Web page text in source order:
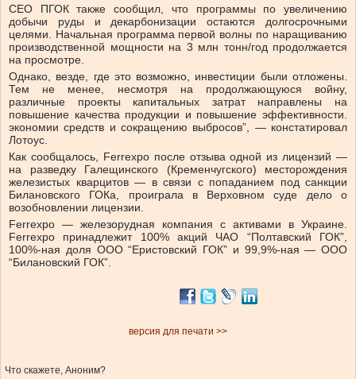
СЕО ПГОК также сообщил, что программы по увеличению
добычи руды и декарбонизации остаются долгосрочными
целями. Начальная программа первой волны по наращиванию
производственной мощности на 3 млн тонн/год продолжается
на просмотре.
Однако, везде, где это возможно, инвестиции были отложены.
Тем не менее, несмотря на продолжающуюся войну,
различные проекты капитальных затрат направлены на
повышение качества продукции и повышение эффективности.
экономии средств и сокращению выбросов”, — констатировал
Лотоус.
Как сообщалось, Ferrexpo после отзыва одной из лицензий —
на разведку Галещинского (Кременчугского) месторождения
железистых кварцитов — в связи с попаданием под санкции
Билановского ГОКа, проиграла в Верховном суде дело о
возобновлении лицензии.
Ferrexpo — железорудная компания с активами в Украине.
Ferrеxpo принадлежит 100% акций ЧАО “Полтавский ГОК”,
100%-ная доля ООО “Еристовский ГОК” и 99,9%-ная — ООО
“Билановский ГОК”.
версия для печати >>
Что скажете, Аноним?